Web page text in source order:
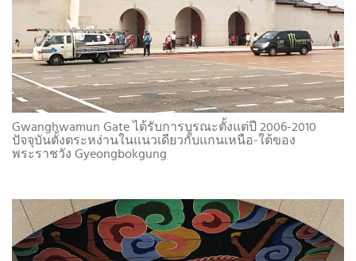
Gwanghwamun Gate ได้รับการบูรณะตั้งแต่ปี 2006-2010
ปัจจุบันตั้งตระหง่านในแนวเดียวกับแกนเหนือ-ใต้ของ
พระราชวัง Gyeongbokgung